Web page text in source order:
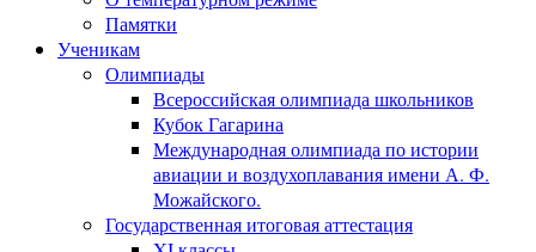
Памятки
Ученикам
Олимпиады
Всероссийская олимпиада школьников
Кубок Гагарина
Международная олимпиада по истории
авиации и воздухоплавания имени А. Ф.
Можайского.
Государственная итоговая аттестация